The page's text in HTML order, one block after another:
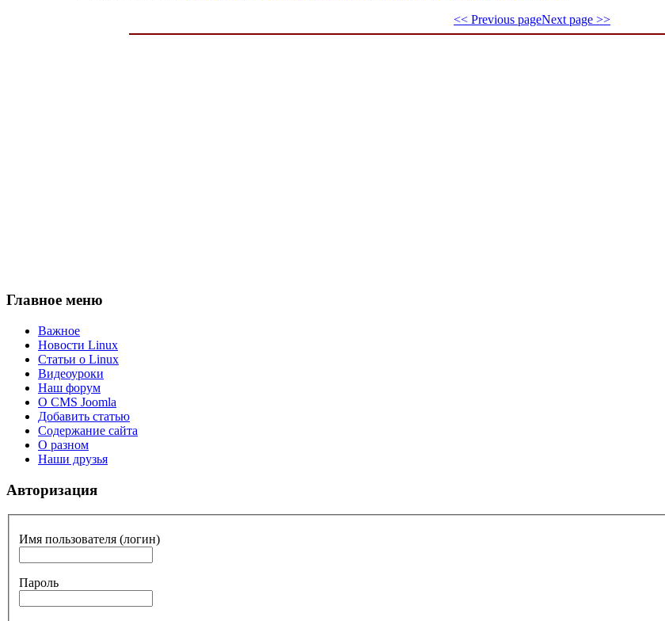
<< Previous pageNext page >>
Главное меню
Важное
Новости Linux
Статьи о Linux
Видеоуроки
Наш форум
О CMS Joomla
Добавить статью
Содержание сайта
О разном
Наши друзья
Авторизация
Имя пользователя (логин)
Пароль